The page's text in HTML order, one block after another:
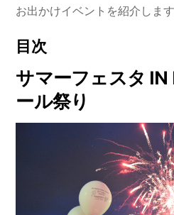
お出かけイベントを紹介します
目次
サマーフェスタ IN
ール祭り